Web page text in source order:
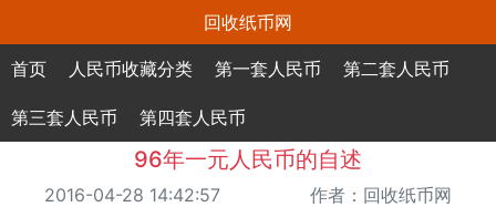
回收纸币网
首页 人民币收藏分类 第一套人民币 第二套人民币
第三套人民币 第四套人民币
96年一元人民币的自述
2016-04-28 14:42:57
作者：回收纸币网